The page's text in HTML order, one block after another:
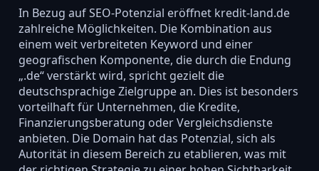
In Bezug auf SEO-Potenzial eröffnet kredit-land.de
zahlreiche Möglichkeiten. Die Kombination aus
einem weit verbreiteten Keyword und einer
geografischen Komponente, die durch die Endung
„.de“ verstärkt wird, spricht gezielt die
deutschsprachige Zielgruppe an. Dies ist besonders
vorteilhaft für Unternehmen, die Kredite,
Finanzierungsberatung oder Vergleichsdienste
anbieten. Die Domain hat das Potenzial, sich als
Autorität in diesem Bereich zu etablieren, was mit